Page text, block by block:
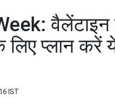
वैलेंटाइन
प्लान करें ये
IST